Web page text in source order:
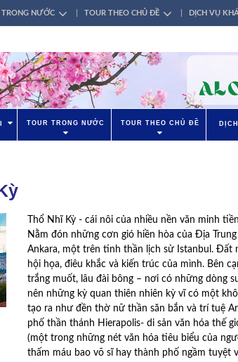
TRONG NƯỚC TOUR THEO CHỦ ĐỀ DỊCH VỤ
TOUR TRONG NƯỚC TOUR THEO CHỦ ĐỀ
Thổ Nhĩ Kỳ - cái nôi của nhiều nền văn minh
Nằm đón những cơn gió hiền hòa của Địa
Ankara, một trên tinh thần lịch sử Istanbul. Đất
hội họa, điêu khắc và kiến trúc của mình. Bên
trắng muốt, lâu đài bông – nơi có những dòng
nên những kỳ quan thiên nhiên kỳ vĩ có một
tạo ra như đền thờ nữ thần săn bắn và trí tuệ
phố thần thánh Hierapolis- di sản văn hóa thế
(một trong những nét văn hóa tiêu biểu của
thấm máu bao võ sĩ hay thành phố ngầm tuyệt